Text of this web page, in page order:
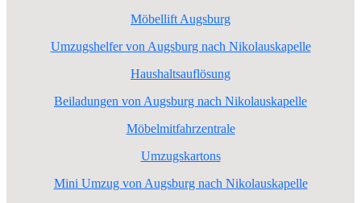
Möbellift Augsburg
Umzugshelfer von Augsburg nach Nikolauskapelle
Haushaltsauflösung
Beiladungen von Augsburg nach Nikolauskapelle
Möbelmitfahrzentrale
Umzugskartons
Mini Umzug von Augsburg nach Nikolauskapelle